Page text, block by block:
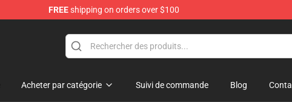
FREEshipping on orders over $100
Acheter par catégorie Suivi de commande Blog